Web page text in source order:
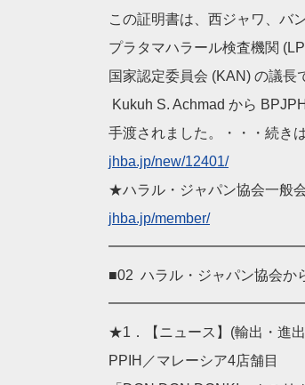
この証明書は、西ジャワ、バ
プラタマハラール検査機関
国家認定委員会 (KAN) の議長
Kukuh S. Achmad から
手渡されました。・・・続きは
jhba.jp/new/12401/
★ハラル・ジャパン協会一般
jhba.jp/member/
■02 ハラル・ジャパン協会か
★1．【ニュース】(輸出・進
PPIH／マレーシア4店舗目